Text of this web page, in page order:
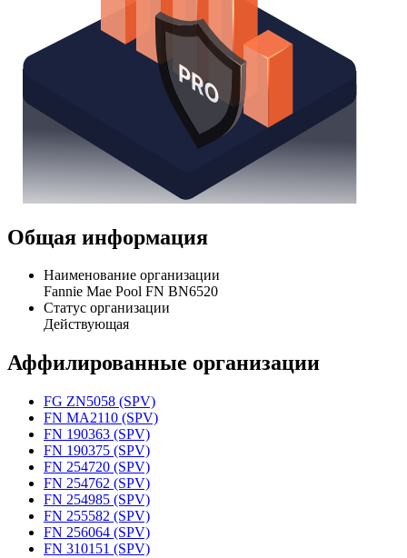
Общая информация
Наименование организации
Fannie Mae Pool FN BN6520
Статус организации
Действующая
Аффилированные организации
FG ZN5058 (SPV)
FN MA2110 (SPV)
FN 190363 (SPV)
FN 190375 (SPV)
FN 254720 (SPV)
FN 254762 (SPV)
FN 254985 (SPV)
FN 255582 (SPV)
FN 256064 (SPV)
FN 310151 (SPV)